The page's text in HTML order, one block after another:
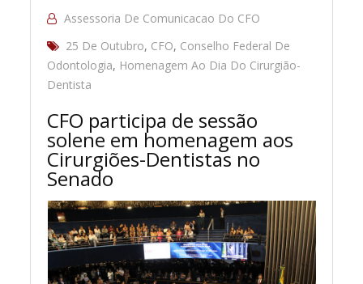
Assessoria De Comunicacao Do CFO
25 De Outubro, CFO, Conselho Federal De
Odontologia, Homenagem Ao Dia Do Cirurgião-
Dentista
CFO participa de sessão
solene em homenagem aos
Cirurgiões-Dentistas no
Senado